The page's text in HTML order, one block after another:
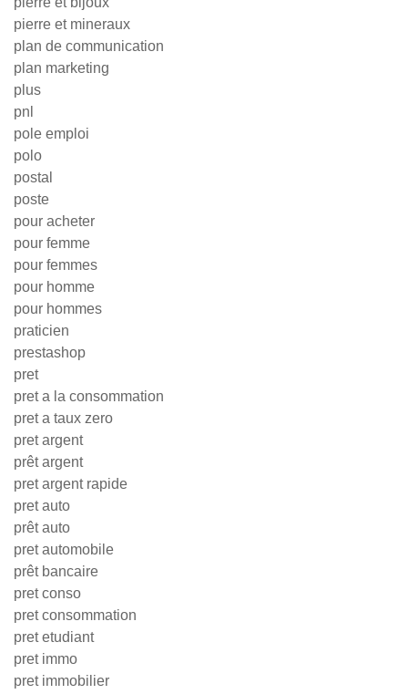
pierre et mineraux
plan de communication
plan marketing
plus
pnl
pole emploi
polo
postal
poste
pour acheter
pour femme
pour femmes
pour homme
pour hommes
praticien
prestashop
pret
pret a la consommation
pret a taux zero
pret argent
prêt argent
pret argent rapide
pret auto
prêt auto
pret automobile
prêt bancaire
pret conso
pret consommation
pret etudiant
pret immo
pret immobilier